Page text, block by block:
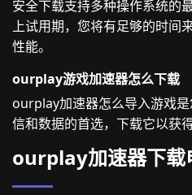
安全下载支持多种操作系统的
上试用期，您将有足够的时间
性能。
ourplay游戏加速器怎么下载
ourplay加速器怎么导入游戏
信和数据的首选，下载它以获
ourplay加速器下载